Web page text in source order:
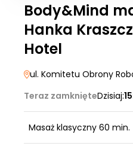
Body&Mind
Hanka
Hotel
ul. Komitetu Obrony
Teraz zamknięteDzisiaj:
Masaż klasyczny 60 min.